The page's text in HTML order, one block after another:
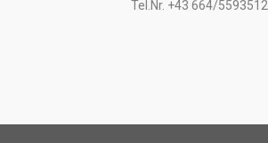
Tel.Nr. +43 664/5593512